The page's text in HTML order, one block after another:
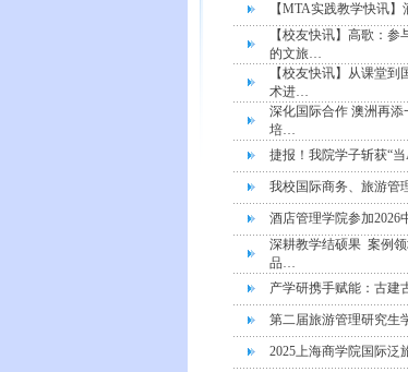
【MTA实践教学快讯
【校友快讯】高歌：
的文旅…
【校友快讯】从课堂
术进…
深化国际合作 澳洲再
培…
捷报！我院学子斩获“
我校国际商务、旅游管
酒店管理学院参加2026
深耕教学结硕果 案例
品…
产学研携手赋能：古建
第二届旅游管理研究生
2025上海商学院国际泛